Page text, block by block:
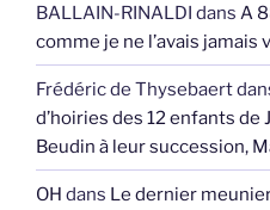
BALLAIN-RINALDI dans A
comme je ne l’avais jamais
Frédéric de Thysebaert
d’hoiries des 12 enfants de
Beudin à leur succession,
OH dans Le dernier